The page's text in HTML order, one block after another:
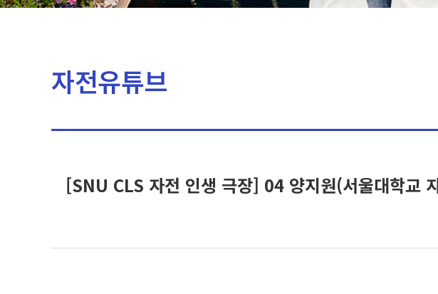
자전유튜브
[SNU CLS 자전 인생 극장] 04 양지원(서울대학교